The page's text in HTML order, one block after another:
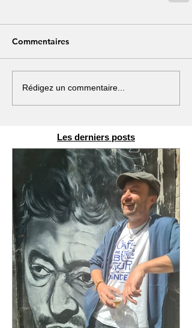
Commentaires
Rédigez un commentaire...
Les derniers posts